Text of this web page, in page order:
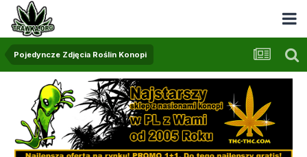
Pojedyncze Zdjęcia Roślin Konopi